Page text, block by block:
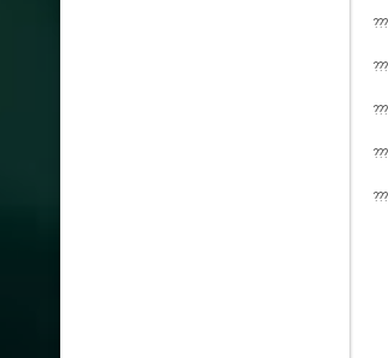
???
???
???
???
???